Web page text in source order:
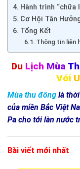
Hành trình “chữa
Cơ Hội Tận
Tổng Kết
Thông tin liên
DuLịch Mùa
Với
Mùa thu đông là
của miền Bắc Việt
Pa cho tới làn nước
Bài viết mới nhất